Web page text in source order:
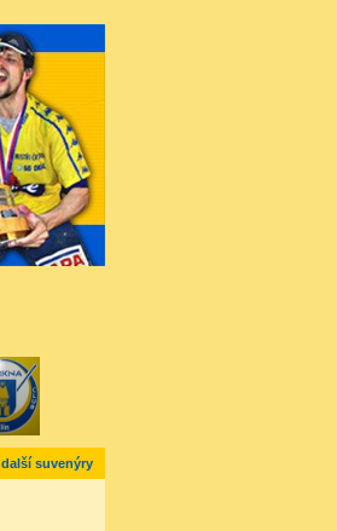
další suvenýry